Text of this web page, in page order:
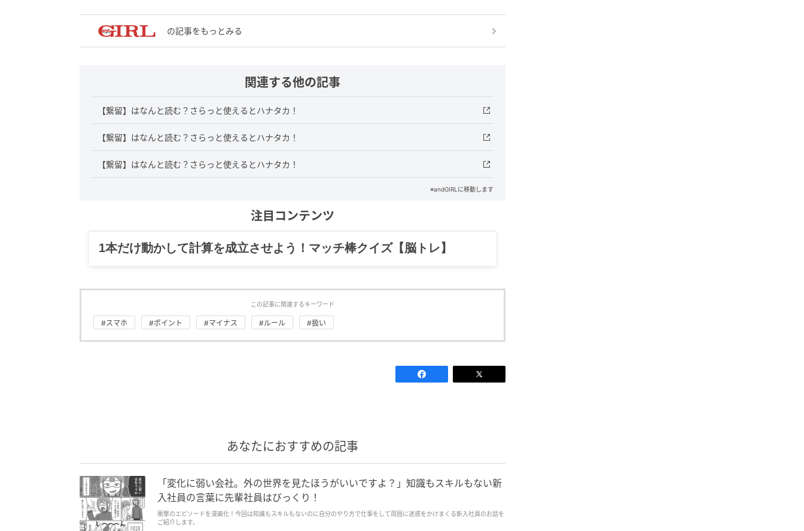
の記事をもっとみる
関連する他の記事
【繋留】はなんと読む？さらっと使えるとハナタカ！
【繋留】はなんと読む？さらっと使えるとハナタカ！
【繋留】はなんと読む？さらっと使えるとハナタカ！
※andGIRLに移動します
注目コンテンツ
1本だけ動かして計算を成立させよう！マッチ棒クイズ【脳トレ】
この記事に関連するキーワード
#スマホ #ポイント #マイナス #ルール #扱い
あなたにおすすめの記事
「変化に弱い会社。外の世界を見たほうがいいですよ？」知識もスキルもない新
入社員の言葉に先輩社員はびっくり！
衝撃のエピソードを漫画化！今回は知識もスキルもないのに自分のやり方で仕事をして周囲に迷惑をかけまくる新入社員のお話を
ご紹介します。